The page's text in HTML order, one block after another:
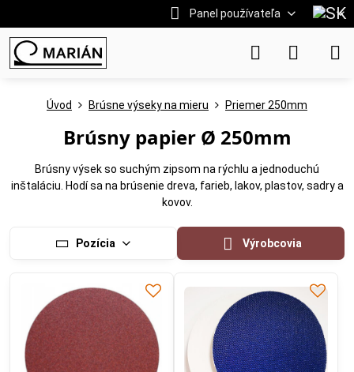
Panel používateľa
Úvod Brúsne výseky na mieru Priemer 250mm
Brúsny papier Ø 250mm
Brúsny výsek so suchým zipsom na rýchlu a jednoduchú
inštaláciu. Hodí sa na brúsenie dreva, farieb, lakov, plastov, sadry a
kovov.
Pozícia Výrobcovia